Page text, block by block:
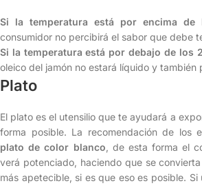
Si la temperatura está por encima de
consumidor no percibirá el sabor que debe
Si la temperatura está por debajo de los
oleico del jamón no estará líquido y también
Plato
El plato es el utensilio que te ayudará a
forma posible. La recomendación de los
plato de color blanco , de esta forma el
verá potenciado, haciendo que se
más apetecible, si es que eso es posible. Si